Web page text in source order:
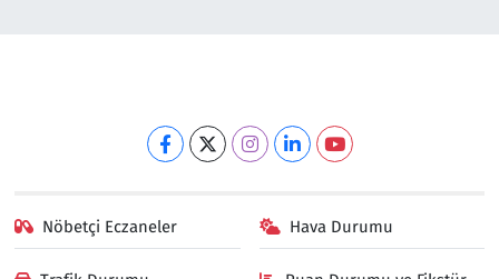
Nöbetçi Eczaneler Hava Durumu